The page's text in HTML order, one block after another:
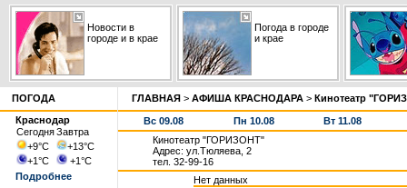
Новости в
городе и в крае
Погода в городе
и крае
ПОГОДА
Краснодар
СегодняЗавтра
+9°С +13°С
+1°С +1°С
Подробнее
ГЛАВНАЯ > АФИША КРАСНОДАРА > Кинотеатр
Вс 09.08 Пн 10.08
Вт 11.08
Кинотеатр "ГОРИЗОНТ"
Адрес: ул.Тюляева, 2
тел. 32-99-16
Нет данных